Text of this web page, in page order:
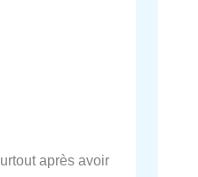
après avoir